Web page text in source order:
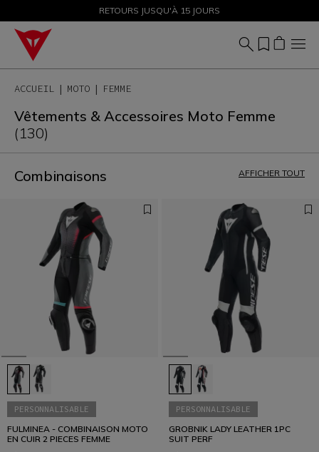
SOLDES JUSQU'À-50 % – ACHETEZ MAINTENANT
RETOURS JUSQU'À 15 JOURS
ACCUEIL MOTO FEMME
Vêtements & Accessoires Moto Femme
(130)
Combinaisons AFFICHER TOUT
PERSONNALISABLE
FULMINEA - COMBINAISON MOTO
EN CUIR 2 PIECES FEMME
PERSONNALISABLE
GROBNIK LADY LEATHER 1PC
SUIT PERF